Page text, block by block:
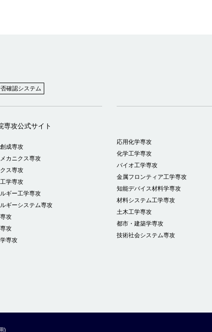
確認システム
攻公式サイト
成専攻
カニクス専攻
ス専攻
学専攻
ギー工学専攻
ギーシステム専攻
攻
攻
専攻
応用化学専攻
化学工学専攻
バイオ工学専攻
金属フロンティア工学専攻
知能デバイス材料学専攻
材料システム工学専攻
土木工学専攻
都市・建築学専攻
技術社会システム専攻
)